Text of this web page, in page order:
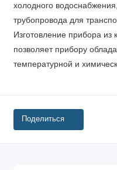
холодного
трубопровода для
Изготовление прибора из
позволяет прибору
температурной и
Поделиться